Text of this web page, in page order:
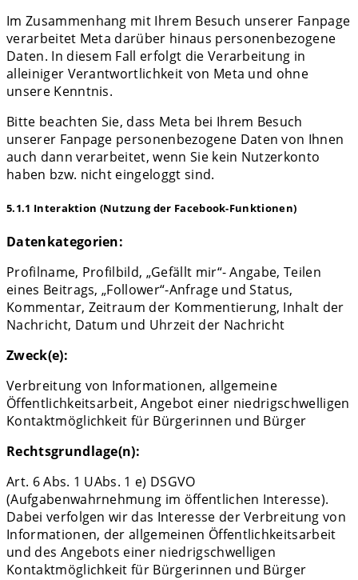
Im Zusammenhang mit Ihrem Besuch unserer Fanpage
verarbeitet Meta darüber hinaus personenbezogene
Daten. In diesem Fall erfolgt die Verarbeitung in
alleiniger Verantwortlichkeit von Meta und ohne
unsere Kenntnis.
Bitte beachten Sie, dass Meta bei Ihrem Besuch
unserer Fanpage personenbezogene Daten von Ihnen
auch dann verarbeitet, wenn Sie kein Nutzerkonto
haben bzw. nicht eingeloggt sind.
5.1.1 Interaktion (Nutzung der Facebook-Funktionen)
Datenkategorien:
Profilname, Profilbild, „Gefällt mir“- Angabe, Teilen
eines Beitrags, „Follower“-Anfrage und Status,
Kommentar, Zeitraum der Kommentierung, Inhalt der
Nachricht, Datum und Uhrzeit der Nachricht
Zweck(e):
Verbreitung von Informationen, allgemeine
Öffentlichkeitsarbeit, Angebot einer niedrigschwelligen
Kontaktmöglichkeit für Bürgerinnen und Bürger
Rechtsgrundlage(n):
Art. 6 Abs. 1 UAbs. 1 e) DSGVO
(Aufgabenwahrnehmung im öffentlichen Interesse).
Dabei verfolgen wir das Interesse der Verbreitung von
Informationen, der allgemeinen Öffentlichkeitsarbeit
und des Angebots einer niedrigschwelligen
Kontaktmöglichkeit für Bürgerinnen und Bürger